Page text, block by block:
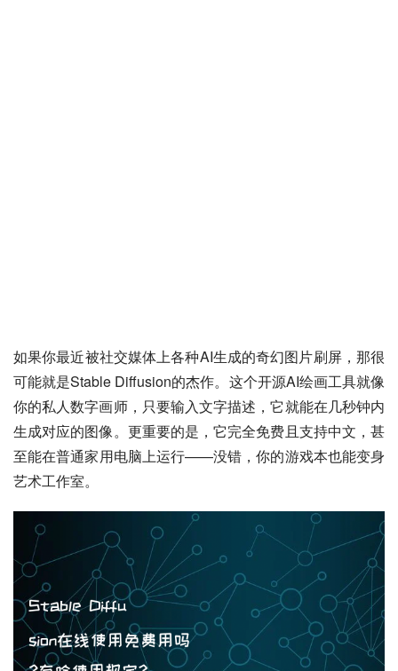
如果你最近被社交媒体上各种AI生成的奇幻图片刷屏，那很
可能就是Stable Diffusion的杰作。这个开源AI绘画工具就像
你的私人数字画师，只要输入文字描述，它就能在几秒钟内
生成对应的图像。更重要的是，它完全免费且支持中文，甚
至能在普通家用电脑上运行——没错，你的游戏本也能变身
艺术工作室。